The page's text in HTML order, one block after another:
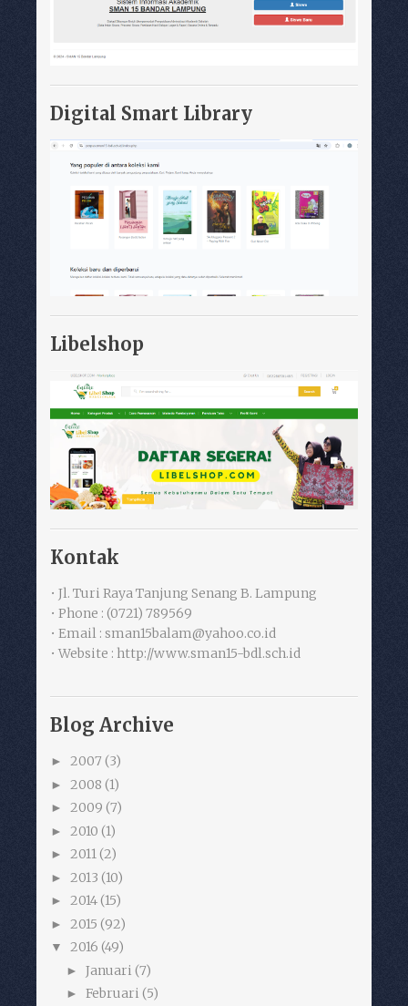
Digital Smart Library
Libelshop
Kontak
• Jl. Turi Raya Tanjung Senang B. Lampung
• Phone : (0721) 789569
• Email : sman15balam@yahoo.co.id
• Website : http://www.sman15-bdl.sch.id
Blog Archive
► 2007 (3)
► 2008 (1)
► 2009 (7)
► 2010 (1)
► 2011(2)
► 2013 (10)
► 2014(15)
► 2015 (92)
▼ 2016 (49)
► Januari (7)
► Februari (5)